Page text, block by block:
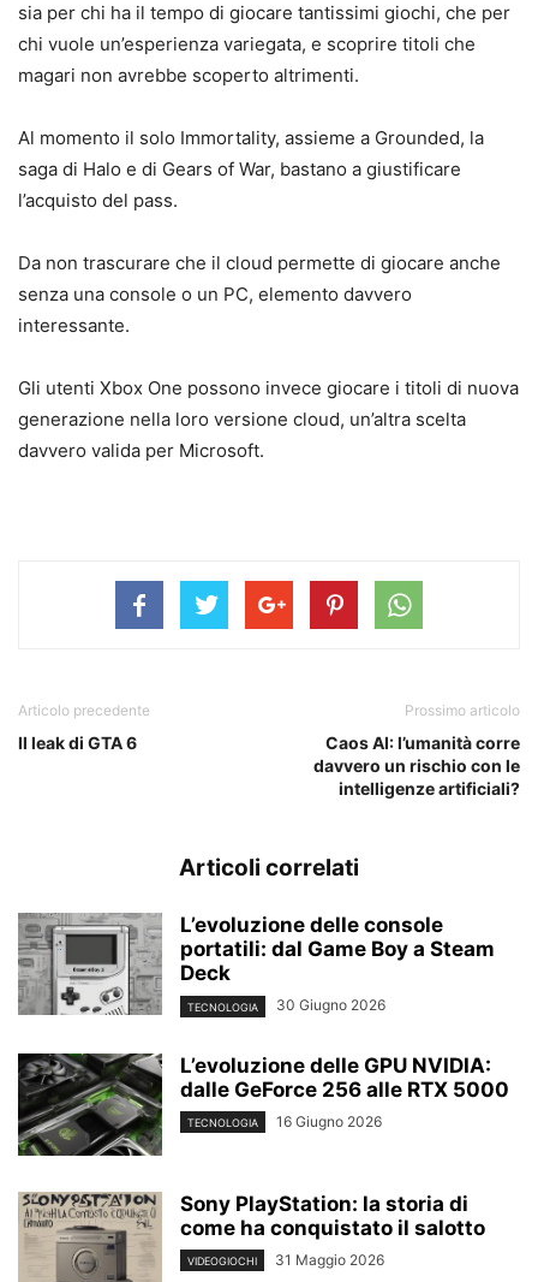
sia per chi ha il tempo di giocare tantissimi giochi, che per
chi vuole un’esperienza variegata, e scoprire titoli che
magari non avrebbe scoperto altrimenti.
Al momento il solo Immortality, assieme a Grounded, la
saga di Halo e di Gears of War, bastano a giustificare
l’acquisto del pass.
Da non trascurare che il cloud permette di giocare anche
senza una console o un PC, elemento davvero
interessante.
Gli utenti Xbox One possono invece giocare i titoli di nuova
generazione nella loro versione cloud, un’altra scelta
davvero valida per Microsoft.
Articolo precedente
Il leak di GTA 6
Prossimo articolo
Caos AI: l’umanità corre
davvero un rischio con le
intelligenze artificiali?
Articoli correlati
L’evoluzione delle console
portatili: dal Game Boy a Steam
Deck
TECNOLOGIA 30 Giugno 2026
L’evoluzione delle GPU NVIDIA:
dalle GeForce 256 alle RTX 5000
TECNOLOGIA 16 Giugno 2026
Sony PlayStation: la storia di
come ha conquistato il salotto
VIDEOGIOCHI 31 Maggio 2026